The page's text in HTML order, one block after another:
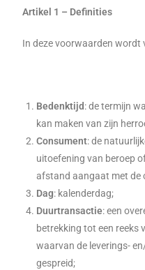
Artikel 1 – Definities
In deze voorwaarden wordt
Bedenktijd: de termijn
kan maken van zijn
Consument: de
uitoefening van beroep
afstand aangaat met de
Dag: kalenderdag;
Duurtransactie: een
betrekking tot een reeks
waarvan de leverings-
gespreid;